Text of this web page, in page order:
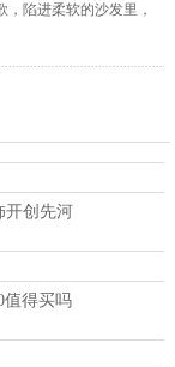
陷进柔软的沙发里，
开创先河
值得买吗